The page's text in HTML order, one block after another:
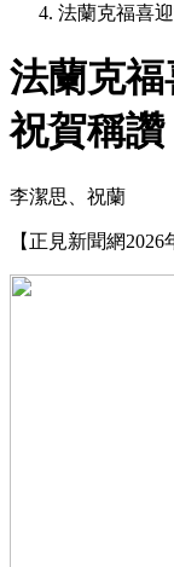
法蘭克福喜
法蘭克
祝賀稱讚
李潔思、祝蘭
【正見新聞網2026